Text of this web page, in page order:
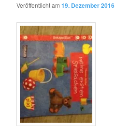
Veröffentlicht am19. Dezember 2016